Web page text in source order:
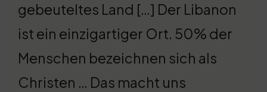
gebeuteltes Land […] Der Libanon
ist ein einzigartiger Ort. 50% der
Menschen bezeichnen sich als
Christen … Das macht uns